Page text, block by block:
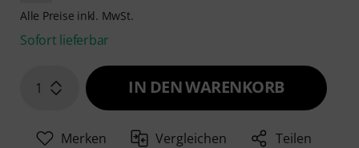
Alle Preise inkl. MwSt.
Sofort lieferbar
1 IN DEN WARENKORB
Merken Vergleichen Teilen